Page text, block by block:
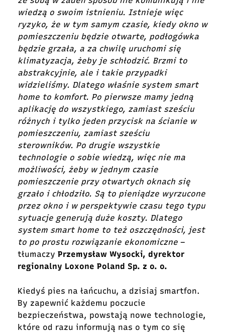
wiedzą o swoim istnieniu. Istnieje więc
ryzyko, że w tym samym czasie, kiedy okno w
pomieszczeniu będzie otwarte, podłogówka
będzie grzała, a za chwilę uruchomi się
klimatyzacja, żeby je schłodzić. Brzmi to
abstrakcyjnie, ale i takie przypadki
widzieliśmy. Dlatego właśnie system smart
home to komfort. Po pierwsze mamy jedną
aplikację do wszystkiego, zamiast sześciu
różnych i tylko jeden przycisk na ścianie w
pomieszczeniu, zamiast sześciu
sterowników. Po drugie wszystkie
technologie o sobie wiedzą, więc nie ma
możliwości, żeby w jednym czasie
pomieszczenie przy otwartych oknach się
grzało i chłodziło. Są to pieniądze wyrzucone
przez okno i w perspektywie czasu tego typu
sytuacje generują duże koszty. Dlatego
system smart home to też oszczędności, jest
to po prostu rozwiązanie ekonomiczne –
tłumaczy Przemysław Wysocki, dyrektor
regionalny Loxone Poland Sp. z o. o.
Kiedyś pies na łańcuchu, a dzisiaj smartfon.
By zapewnić każdemu poczucie
bezpieczeństwa, powstają nowe technologie,
które od razu informują nas o tym co się